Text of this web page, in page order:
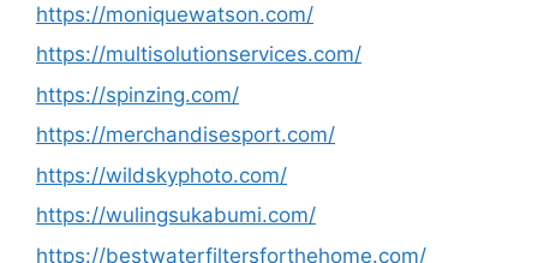
https://moniquewatson.com/
https://multisolutionservices.com/
https://spinzing.com/
https://merchandisesport.com/
https://wildskyphoto.com/
https://wulingsukabumi.com/
https://bestwaterfiltersforthehome.com/